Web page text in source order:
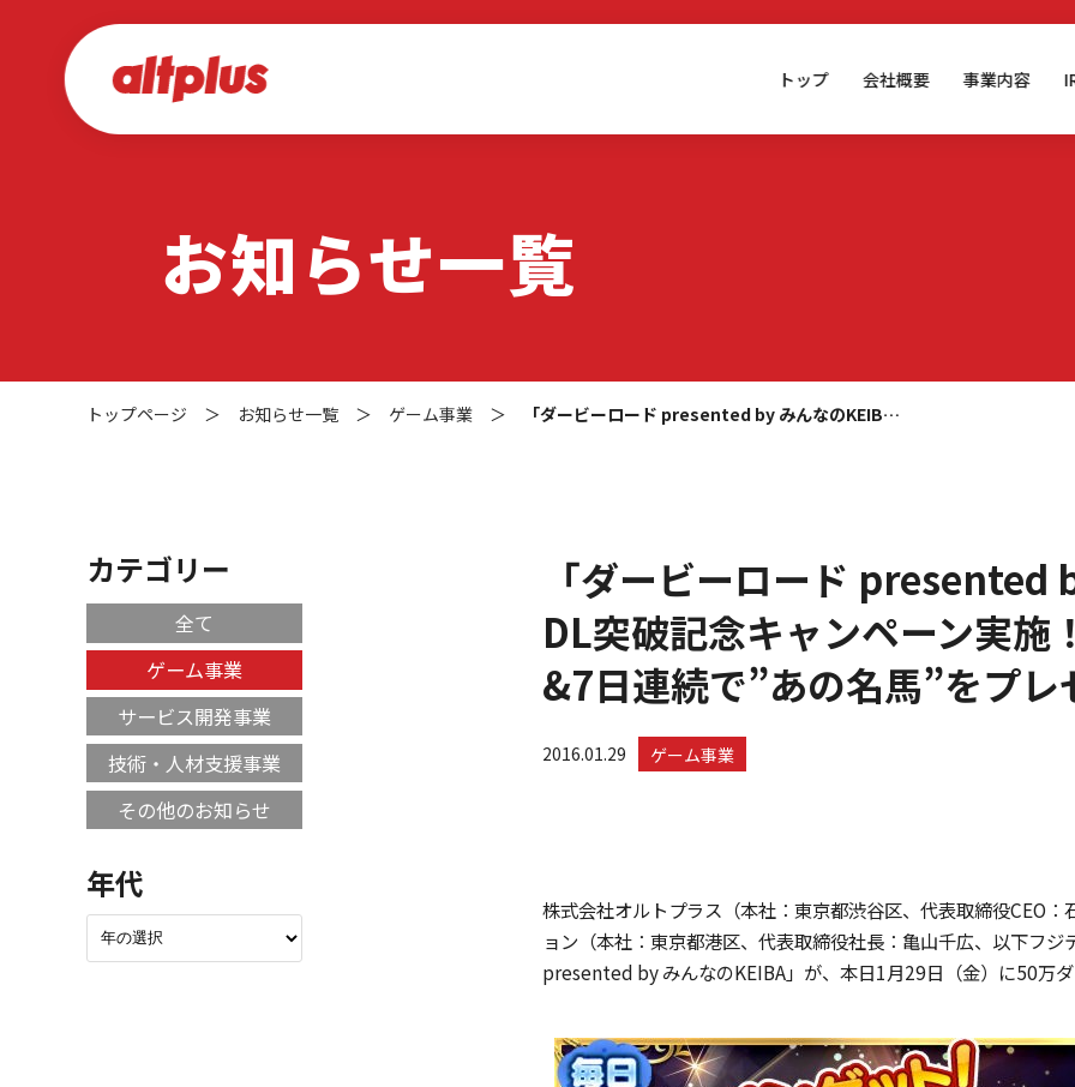
トップ 会社概要 事業内容
お知らせ一覧
トップページ ＞ お知らせ一覧 ＞ ゲーム事業 ＞ 「ダービーロード presented by みんなのKEIB…
「ダービーロード
DL突破記念キャンペーン実施
&7日連続で”あの名馬”をプ
2016.01.29 ゲーム事業
株式会社オルトプラス（本社：東京都渋谷区、代表取締役CEO
ョン（本社：東京都港区、代表取締役社長：亀山千広、以下フ
presented by みんなのKEIBA」が、本日1月29日（金）に50万
カテゴリー
全て
ゲーム事業
サービス開発事業
技術・人材支援事業
その他のお知らせ
年代